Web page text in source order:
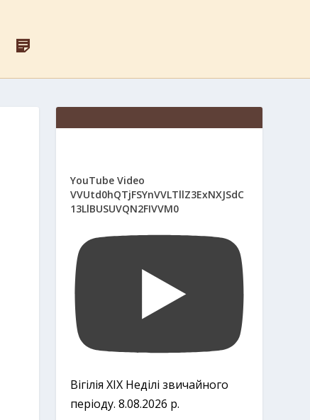
Д
С
YouTube Video
VVUtd0hQTjFSYnVVLTllZ3ExNXJSdC
13LlBUSUVQN2FIVVM0
Вігілія ХІХ Неділі звичайного
періоду. 8.08.2026 р.